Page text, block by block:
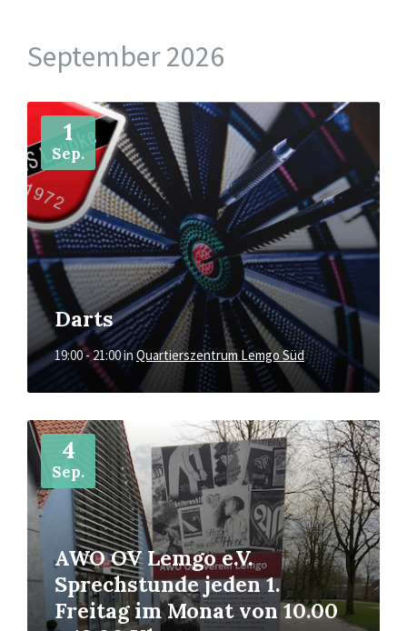
September 2026
1
Sep.
Darts
19:00 - 21:00inQuartierszentrum Lemgo Süd
Mehr
4
Sep.
AWO OV Lemgo e.V.
Sprechstunde jeden 1.
Freitag im Monat von 10.00
Mehr